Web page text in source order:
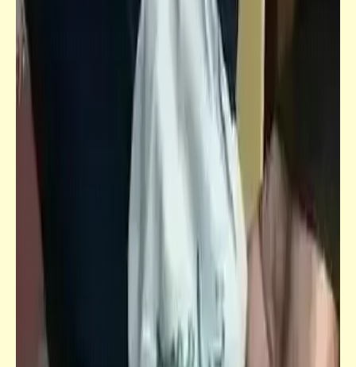
هل تؤمن بالمثل القائل: كل اللي يلبسك واعجب
اللي ياكل الناس؟
أغبى أجناد الأرض